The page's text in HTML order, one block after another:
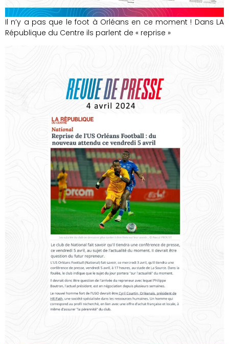
Il n’y a pas que le foot à Orléans en ce moment ! Dans LA
République du Centre ils parlent de « reprise »